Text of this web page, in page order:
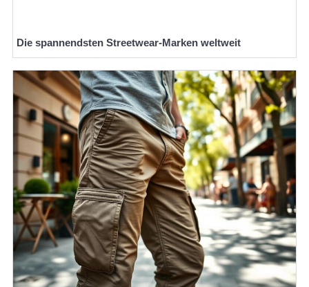
Die spannendsten Streetwear-Marken weltweit